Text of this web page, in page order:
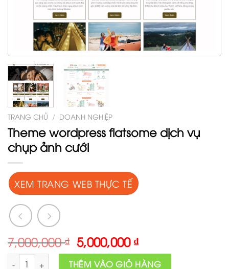
TRANG CHỦ / DOANH NGHIỆP
Theme wordpress flatsome dịch vụ
chụp ảnh cưới
XEM TRANG WEB THỰC TẾ
7,000,000₫ Original
price
was:
5,000,000₫Current
price
is:
Theme wordpress flatsome dịch vụ chụp ảnh cưới số lượng
THÊM VÀO GIỎ HÀNG